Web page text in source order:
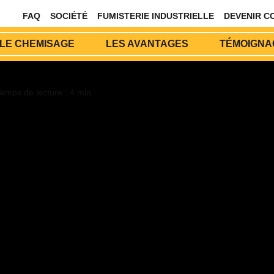
FAQ SOCIÉTÉ FUMISTERIE INDUSTRIELLE DEVENIR
LE CHEMISAGE LES AVANTAGES
énergétique de votre maison